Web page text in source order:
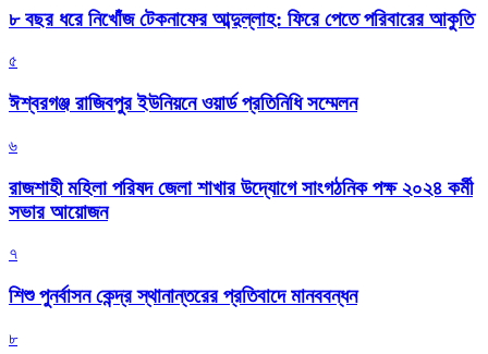
৮ বছর ধরে নিখোঁজ টেকনাফের আব্দুল্লাহ: ফিরে পেতে পরিবারের আকুতি
৫
ঈশ্বরগঞ্জ রাজিবপুর ইউনিয়নে ওয়ার্ড প্রতিনিধি সম্মেলন
৬
রাজশাহী মহিলা পরিষদ জেলা শাখার উদ্যোগে সাংগঠনিক পক্ষ ২০২৪ কর্মী
সভার আয়োজন
৭
শিশু পুনর্বাসন কেন্দ্র স্থানান্তরের প্রতিবাদে মানববন্ধন
৮